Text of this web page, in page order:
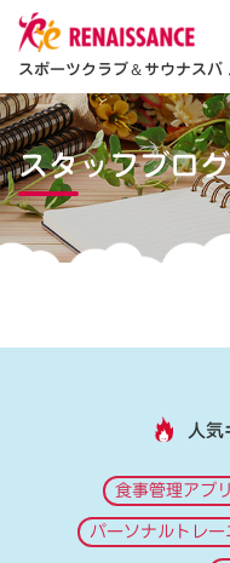
スポーツクラブ＆サウナスパ
スタッフブログ
人
食事管理アプリ
パーソナルトレー